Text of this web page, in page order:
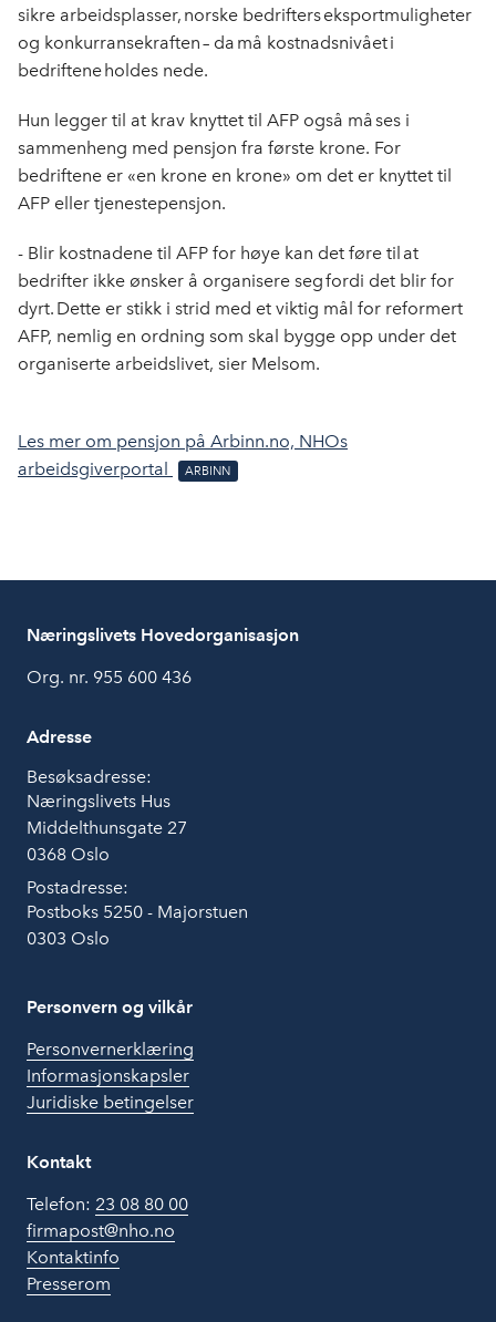
sikre arbeidsplasser, norske bedrifters eksportmuligheter
og konkurransekraften – da må kostnadsnivået i
bedriftene holdes nede.
Hun legger til at krav knyttet til AFP også må ses i
sammenheng med pensjon fra første krone. For
bedriftene er «en krone en krone» om det er knyttet til
AFP eller tjenestepensjon.
- Blir kostnadene til AFP for høye kan det føre til at
bedrifter ikke ønsker å organisere seg fordi det blir for
dyrt. Dette er stikk i strid med et viktig mål for reformert
AFP, nemlig en ordning som skal bygge opp under det
organiserte arbeidslivet, sier Melsom.
Les mer om pensjon på Arbinn.no, NHOs
arbeidsgiverportal
Næringslivets Hovedorganisasjon
Org. nr. 955 600 436
Adresse
Besøksadresse:
Næringslivets Hus
Middelthunsgate 27
0368 Oslo
Postadresse:
Postboks 5250 - Majorstuen
0303 Oslo
Personvern og vilkår
Personvernerklæring
Informasjonskapsler
Juridiske betingelser
Kontakt
Telefon: 23 08 80 00
firmapost@nho.no
Kontaktinfo
Presserom